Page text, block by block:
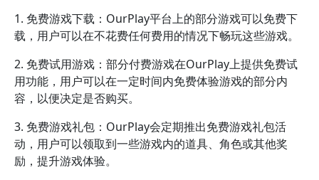
1. 免费游戏下载：OurPlay平台上的部分游戏可以免费下
载，用户可以在不花费任何费用的情况下畅玩这些游戏。
2. 免费试用游戏：部分付费游戏在OurPlay上提供免费试
用功能，用户可以在一定时间内免费体验游戏的部分内
容，以便决定是否购买。
3. 免费游戏礼包：OurPlay会定期推出免费游戏礼包活
动，用户可以领取到一些游戏内的道具、角色或其他奖
励，提升游戏体验。